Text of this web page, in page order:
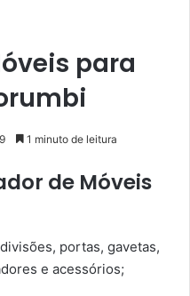
para
1 minuto de leitura
de Móveis
portas, gavetas,
e acessórios;